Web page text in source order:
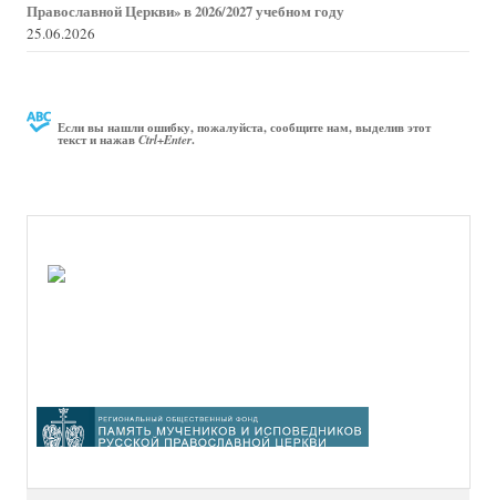
Православной Церкви» в 2026/2027 учебном году
25.06.2026
Если вы нашли ошибку, пожалуйста, сообщите нам, выделив этот
текст и нажавCtrl+Enter.